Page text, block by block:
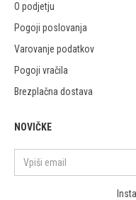
O podjetju
Pogoji poslovanja
Varovanje podatkov
Pogoji vračila
Brezplačna dostava
NOVIČKE